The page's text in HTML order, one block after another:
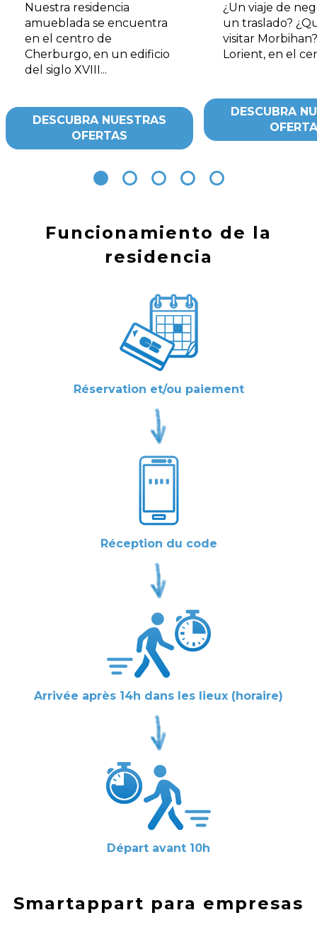
Nuestra residencia
amueblada se encuentra
en el centro de
Cherburgo, en un edificio
del siglo XVIII...
DESCUBRA NUESTRAS
OFERTAS
¿Un viaje de
un traslado?
visitar
Lorient, en el
DESCUBRA
Funcionamiento de la
residencia
Réservation et/ou paiement
Réception du code
Arrivée après 14h dans les lieux (horaire)
Départ avant 10h
Smartappart para empresas